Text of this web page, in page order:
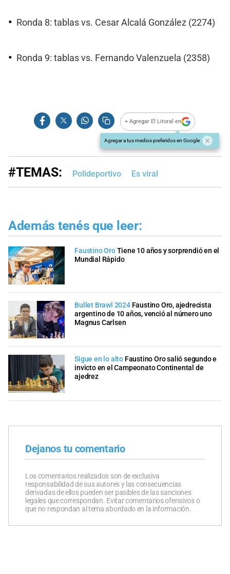
Ronda 8: tablas vs. Cesar Alcalá González (2274)
Ronda 9: tablas vs. Fernando Valenzuela (2358)
+ Agregar El Litoral en
Agregar a tus medios preferidos en Google
#TEMAS: Polideportivo Es viral
Además tenés que leer:
Faustino OroTiene 10 años y sorprendió en el
Mundial Rápido
Bullet Brawl 2024 Faustino Oro, ajedrecista
argentino de 10 años, venció al número uno
Magnus Carlsen
Sigue en lo alto Faustino Oro salió segundo e
invicto en el Campeonato Continental de
ajedrez
Dejanos tu comentario
Los comentarios realizados son de exclusiva
responsabilidad de sus autores y las consecuencias
derivadas de ellos pueden ser pasibles de las sanciones
legales que correspondan. Evitar comentarios ofensivos o
que no respondan al tema abordado en la información.